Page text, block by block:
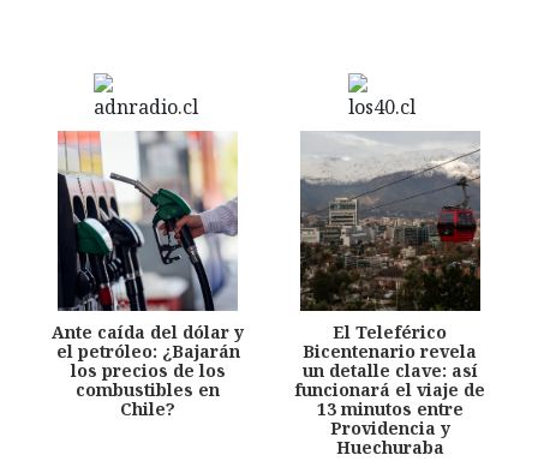
Ante caída del dólar y
el petróleo: ¿Bajarán
los precios de los
combustibles en
Chile?
El Teleférico
Bicentenario revela
un detalle clave: así
funcionará el viaje de
13 minutos entre
Providencia y
Huechuraba